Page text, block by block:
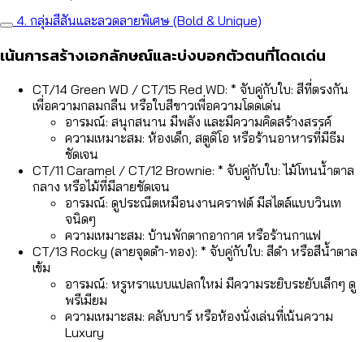
4. กลุ่มสีสันและลวดลายพิเศษ (Bold & Unique)
เน้นการสร้างเอกลักษณ์และบ่งบอกตัวตนที่โดดเด่น
CT/14 Green WD / CT/15 Red WD: * จับคู่กับใบ: สีที่ตรงกัน
เพื่อความกลมกลืน หรือใบสีขาวเพื่อความโดดเด่น
อารมณ์: สนุกสนาน มีพลัง และมีความคิดสร้างสรรค์
ความเหมาะสม: ห้องเด็ก, สตูดิโอ หรือร้านอาหารที่มีธีม
ชัดเจน
CT/11 Caramel / CT/12 Brownie: * จับคู่กับใบ: ไม้โทนน้ำตาล
กลาง หรือไม้ที่มีลายชัดเจน
อารมณ์: ดูประณีตเหมือนงานคราฟต์ มีสไตล์แบบวินเท
จนิดๆ
ความเหมาะสม: บ้านพักตากอากาศ หรือร้านกาแฟ
CT/13 Rocky (ลายจุดดำ-ทอง): * จับคู่กับใบ: สีดำ หรือสีน้ำตาล
เข้ม
อารมณ์: หรูหราแบบแปลกใหม่ มีความระยิบระยับเล็กๆ ดู
พรีเมียม
ความเหมาะสม: คลับบาร์ หรือห้องนั่งเล่นที่เน้นความ
Luxury